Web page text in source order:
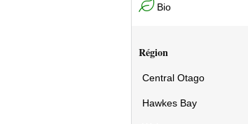
Bio
Région
Central Otago
Hawkes Bay